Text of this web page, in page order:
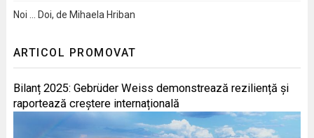
Noi … Doi, de Mihaela Hriban
ARTICOL PROMOVAT
Bilanț 2025: Gebrüder Weiss demonstrează reziliență și
raportează creștere internațională